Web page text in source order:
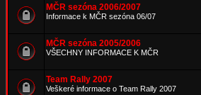
MČR sezóna 2006/2007
Informace k MČR sezóna 06/07
MČR sezóna 2005/2006
VŠECHNY INFORMACE K MČR
Team Rally 2007
Veškeré informace o Team Rally 2007